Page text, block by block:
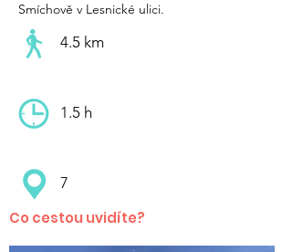
Smíchově v Lesnické ulici.
4.5 km
1.5 h
7
Co cestou uvidíte?